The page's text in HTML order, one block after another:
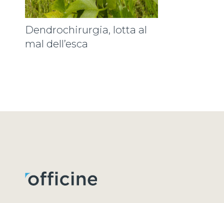
Dendrochirurgia, lotta al
mal dell’esca